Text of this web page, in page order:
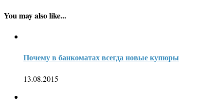
You may also like...
Почему в банкоматах всегда новые купюры
13.08.2015